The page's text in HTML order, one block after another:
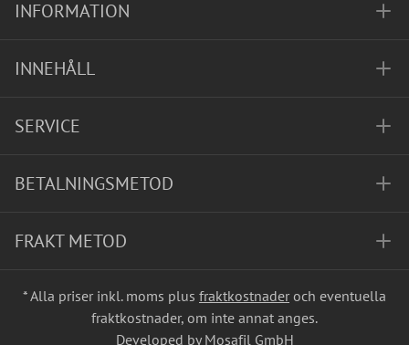
INFORMATION
INNEHÅLL
SERVICE
BETALNINGSMETOD
FRAKT METOD
* Alla priser inkl. moms plus fraktkostnader och eventuella
fraktkostnader, om inte annat anges.
Developed by Mosafil GmbH